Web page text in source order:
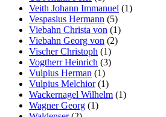
Veith Johann Immanuel (1)
Vespasius Hermann (5)
Viebahn Christa von (1)
Viebahn Georg von (2)
Vischer Christoph (1)
Vogtherr Heinrich (3)
Vulpius Herman (1)
Vulpius Melchior(1)
Wackernagel Wilhelm (1)
Wagner Georg (1)